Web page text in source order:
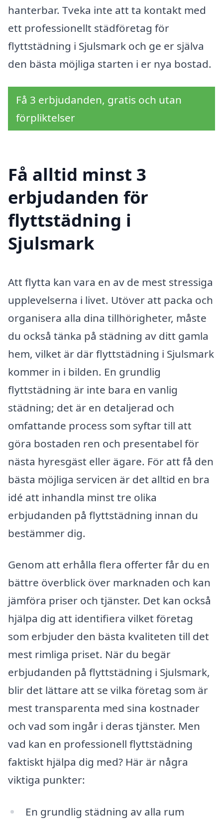
hanterbar. Tveka inte att ta kontakt med
ett professionellt städföretag för
flyttstädning i Sjulsmark och ge er själva
den bästa möjliga starten i er nya bostad.
Få 3 erbjudanden, gratis och utan
förpliktelser
Få alltid minst 3
erbjudanden för
flyttstädning i
Sjulsmark
Att flytta kan vara en av de mest stressiga
upplevelserna i livet. Utöver att packa och
organisera alla dina tillhörigheter, måste
du också tänka på städning av ditt gamla
hem, vilket är där flyttstädning i Sjulsmark
kommer in i bilden. En grundlig
flyttstädning är inte bara en vanlig
städning; det är en detaljerad och
omfattande process som syftar till att
göra bostaden ren och presentabel för
nästa hyresgäst eller ägare. För att få den
bästa möjliga servicen är det alltid en bra
idé att inhandla minst tre olika
erbjudanden på flyttstädning innan du
bestämmer dig.
Genom att erhålla flera offerter får du en
bättre överblick över marknaden och kan
jämföra priser och tjänster. Det kan också
hjälpa dig att identifiera vilket företag
som erbjuder den bästa kvaliteten till det
mest rimliga priset. När du begär
erbjudanden på flyttstädning i Sjulsmark,
blir det lättare att se vilka företag som är
mest transparenta med sina kostnader
och vad som ingår i deras tjänster. Men
vad kan en professionell flyttstädning
faktiskt hjälpa dig med? Här är några
viktiga punkter:
En grundlig städning av alla rum